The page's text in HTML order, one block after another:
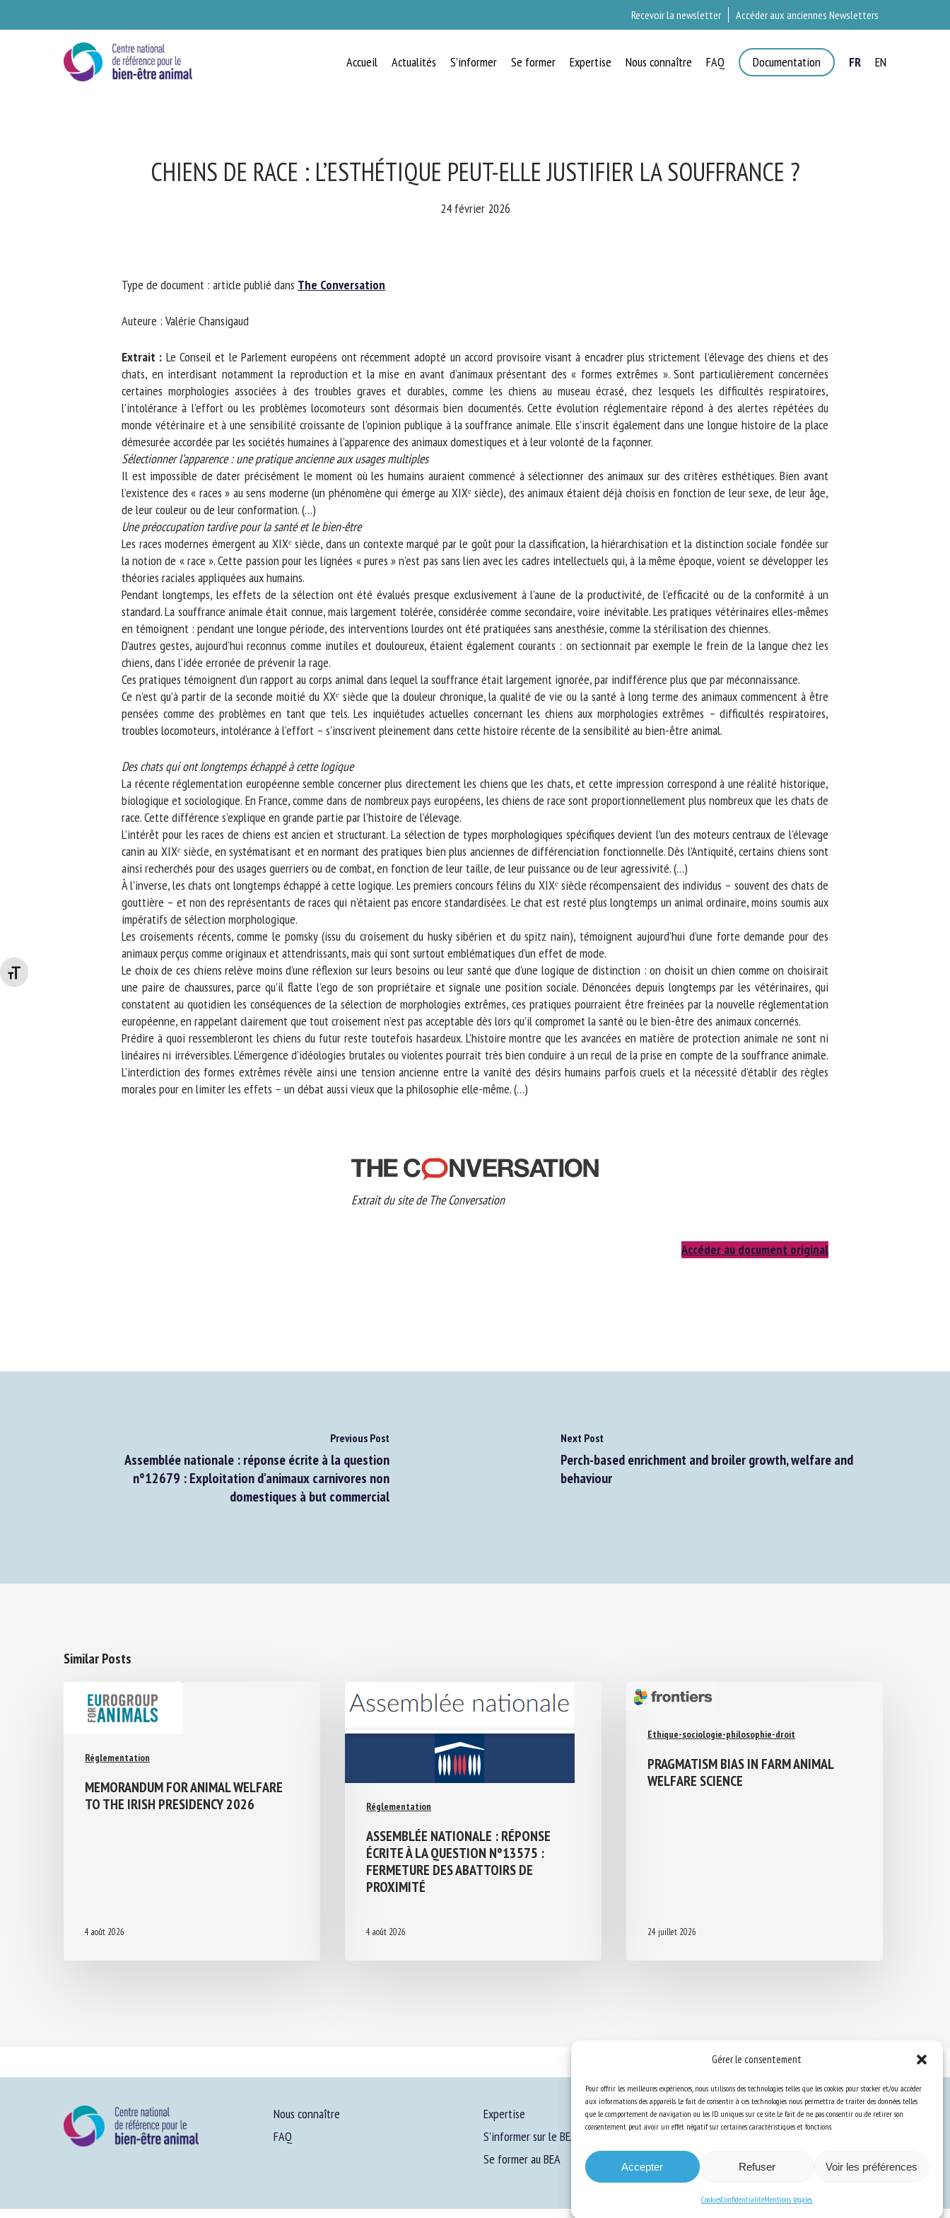
Gérer le consentement
Pour offrir les meilleures expériences, nous utilisons des technologies telles que les cookies pour stocker et/ou accéder
aux informations des appareils. Le fait de consentir à ces technologies nous permettra de traiter des données telles
que le comportement de navigation ou les ID uniques sur ce site. Le fait de ne pas consentir ou de retirer son
consentement peut avoir un effet négatif sur certaines caractéristiques et fonctions.
Accepter Refuser Voir les préférences
CookiesConfidentialitéMentions légales
Changer la taille de la police
Recevoir la newsletter Accéder aux anciennes Newsletters
Accueil Actualités S’informer Se former Expertise Nous connaître FAQ Documentation FR EN
CHIENS DE RACE : L’ESTHÉTIQUE PEUT-ELLE JUSTIFIER LA SOUFFRANCE ?
24 février 2026
Type de document : article publié dansThe Conversation
Auteure : Valérie Chansigaud
Extrait : Le Conseil et le Parlement européens ont récemment adopté un accord provisoire visant à encadrer plus strictement l’élevage des chiens et des
chats, en interdisant notamment la reproduction et la mise en avant d’animaux présentant des « formes extrêmes ». Sont particulièrement concernées
certaines morphologies associées à des troubles graves et durables, comme les chiens au museau écrasé, chez lesquels les difficultés respiratoires,
l’intolérance à l’effort ou les problèmes locomoteurs sont désormais bien documentés. Cette évolution réglementaire répond à des alertes répétées du
monde vétérinaire et à une sensibilité croissante de l’opinion publique à la souffrance animale. Elle s’inscrit également dans une longue histoire de la place
démesurée accordée par les sociétés humaines à l’apparence des animaux domestiques et à leur volonté de la façonner.
Sélectionner l’apparence : une pratique ancienne aux usages multiples
Il est impossible de dater précisément le moment où les humains auraient commencé à sélectionner des animaux sur des critères esthétiques. Bien avant
l’existence des « races » au sens moderne (un phénomène qui émerge au XIXᵉ siècle), des animaux étaient déjà choisis en fonction de leur sexe, de leur âge,
de leur couleur ou de leur conformation. (…)
Une préoccupation tardive pour la santé et le bien-être
Les races modernes émergent au XIXᵉ siècle, dans un contexte marqué par le goût pour la classification, la hiérarchisation et la distinction sociale fondée sur
la notion de « race ». Cette passion pour les lignées « pures » n’est pas sans lien avec les cadres intellectuels qui, à la même époque, voient se développer les
théories raciales appliquées aux humains.
Pendant longtemps, les effets de la sélection ont été évalués presque exclusivement à l’aune de la productivité, de l’efficacité ou de la conformité à un
standard. La souffrance animale était connue, mais largement tolérée, considérée comme secondaire, voire inévitable. Les pratiques vétérinaires elles-mêmes
en témoignent : pendant une longue période, des interventions lourdes ont été pratiquées sans anesthésie, comme la stérilisation des chiennes.
D’autres gestes, aujourd’hui reconnus comme inutiles et douloureux, étaient également courants : on sectionnait par exemple le frein de la langue chez les
chiens, dans l’idée erronée de prévenir la rage.
Ces pratiques témoignent d’un rapport au corps animal dans lequel la souffrance était largement ignorée, par indifférence plus que par méconnaissance.
Ce n’est qu’à partir de la seconde moitié du XXᵉ siècle que la douleur chronique, la qualité de vie ou la santé à long terme des animaux commencent à être
pensées comme des problèmes en tant que tels. Les inquiétudes actuelles concernant les chiens aux morphologies extrêmes – difficultés respiratoires,
troubles locomoteurs, intolérance à l’effort – s’inscrivent pleinement dans cette histoire récente de la sensibilité au bien-être animal.
Des chats qui ont longtemps échappé à cette logique
La récente réglementation européenne semble concerner plus directement les chiens que les chats, et cette impression correspond à une réalité historique,
biologique et sociologique. En France, comme dans de nombreux pays européens, les chiens de race sont proportionnellement plus nombreux que les chats de
race. Cette différence s’explique en grande partie par l’histoire de l’élevage.
L’intérêt pour les races de chiens est ancien et structurant. La sélection de types morphologiques spécifiques devient l’un des moteurs centraux de l’élevage
canin au XIXᵉ siècle, en systématisant et en normant des pratiques bien plus anciennes de différenciation fonctionnelle. Dès l’Antiquité, certains chiens sont
ainsi recherchés pour des usages guerriers ou de combat, en fonction de leur taille, de leur puissance ou de leur agressivité. (…)
À l’inverse, les chats ont longtemps échappé à cette logique. Les premiers concours félins du XIXᵉ siècle récompensaient des individus – souvent des chats de
gouttière – et non des représentants de races qui n’étaient pas encore standardisées. Le chat est resté plus longtemps un animal ordinaire, moins soumis aux
impératifs de sélection morphologique.
Les croisements récents, comme le pomsky (issu du croisement du husky sibérien et du spitz nain), témoignent aujourd’hui d’une forte demande pour des
animaux perçus comme originaux et attendrissants, mais qui sont surtout emblématiques d’un effet de mode.
Le choix de ces chiens relève moins d’une réflexion sur leurs besoins ou leur santé que d’une logique de distinction : on choisit un chien comme on choisirait
une paire de chaussures, parce qu’il flatte l’ego de son propriétaire et signale une position sociale. Dénoncées depuis longtemps par les vétérinaires, qui
constatent au quotidien les conséquences de la sélection de morphologies extrêmes, ces pratiques pourraient être freinées par la nouvelle réglementation
européenne, en rappelant clairement que tout croisement n’est pas acceptable dès lors qu’il compromet la santé ou le bien-être des animaux concernés.
Prédire à quoi ressembleront les chiens du futur reste toutefois hasardeux. L’histoire montre que les avancées en matière de protection animale ne sont ni
linéaires ni irréversibles. L’émergence d’idéologies brutales ou violentes pourrait très bien conduire à un recul de la prise en compte de la souffrance animale.
L’interdiction des formes extrêmes révèle ainsi une tension ancienne entre la vanité des désirs humains parfois cruels et la nécessité d’établir des règles
morales pour en limiter les effets – un débat aussi vieux que la philosophie elle-même. (…)
Extrait du site de The Conversation
Accéder au document original
Previous Post
Assemblée nationale : réponse écrite à la question
n°12679 : Exploitation d'animaux carnivores non
domestiques à but commercial
Next Post
Perch-based enrichment and broiler growth, welfare and
behaviour
Similar Posts
Réglementation
MEMORANDUM FOR ANIMAL WELFARE
TO THE IRISH PRESIDENCY 2026
4 août 2026
Réglementation
ASSEMBLÉE NATIONALE : RÉPONSE
ÉCRITE À LA QUESTION N°13575 :
FERMETURE DES ABATTOIRS DE
PROXIMITÉ
4 août 2026
Ethique-sociologie-philosophie-droit
PRAGMATISM BIAS IN FARM ANIMAL
WELFARE SCIENCE
24 juillet 2026
Nous connaître
FAQ
Expertise
S’informer sur le BEA
Se former au BEA
Ressources
BIEN-ÊTRE ANIMAL
Veuillez remplir le formulaire ci-dessous pour vous inscrire à notre newsletter :
Organisme
E-mail *
En soumettant ce formulaire, j'accepte que les informations saisies soient
utilisées dans le cadre de la relation avec le CNR BEA. *
Les champs suivis de * sont obligatoires